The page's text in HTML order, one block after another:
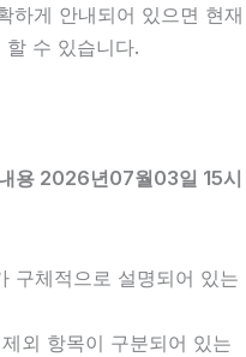
하게 안내되어 있으면 현재
수 있습니다.
용 2026년07월03일 15시
구체적으로 설명되어 있는
외 항목이 구분되어 있는